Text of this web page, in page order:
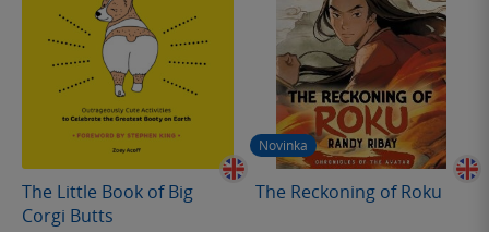
The Little Book of Big
Corgi Butts
Novinka
The Reckoning of Roku